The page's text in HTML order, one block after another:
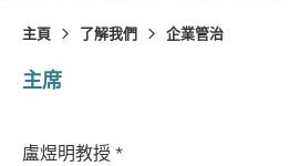
主頁 了解我們 企業管治
主席
盧煜明教授 *